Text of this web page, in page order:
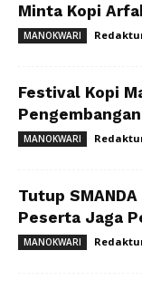
Minta Kopi
MANOKWARI
Festival Kopi
MANOKWARI
Tutup
Peserta Jaga
MANOKWARI